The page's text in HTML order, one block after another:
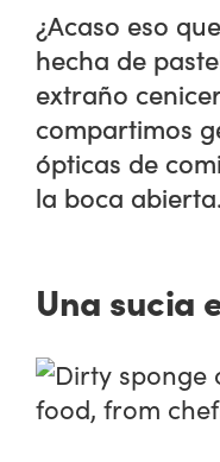
¿Acaso eso
hecha de
extraño
compartimos
ópticas de
la boca
Una sucia